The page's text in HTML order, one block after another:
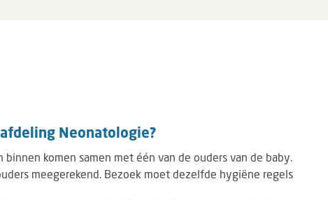
Neonatologie?
komen samen met één van de ouders van de baby.
meegerekend. Bezoek moet dezelfde hygiëne regels